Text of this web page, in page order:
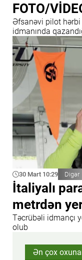
FOTO/
Əfsanəvi pilot hərbi
idmanında
30 Mart 10:29 Digər
İtaliyalı
metrdən
Təcrübəli idmançı
olub
Ən çox